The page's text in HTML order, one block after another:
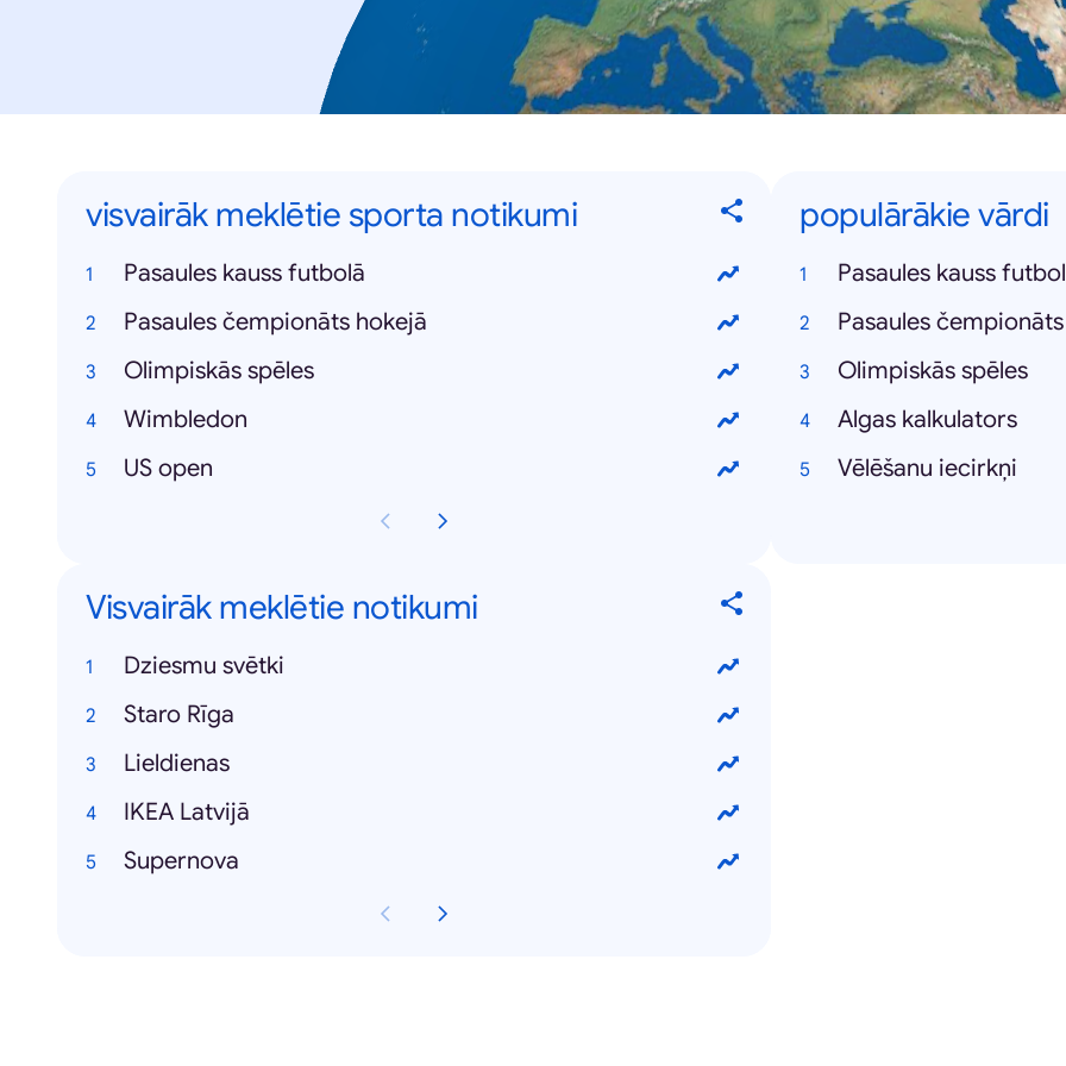
visvairāk meklētie sporta notikumi
Pasaules kauss futbolā
Pasaules čempionāts hokejā
Olimpiskās spēles
Wimbledon
US open
populārākie vārdi
Pasaules kauss
Pasaules
Olimpiskās spēles
Algas kalkulators
Vēlēšanu iecirkņi
Visvairāk meklētie notikumi
Dziesmu svētki
Staro Rīga
Lieldienas
IKEA Latvijā
Supernova